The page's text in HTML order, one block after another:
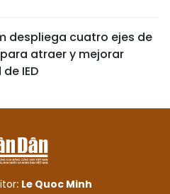
despliega cuatro ejes de
atraer y mejorar
IED
Le Quoc Minh